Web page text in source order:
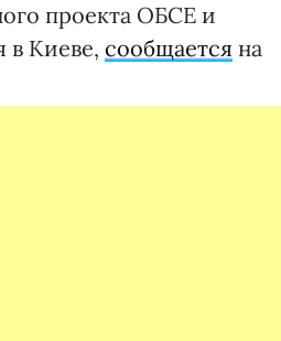
проекта ОБСЕ и
в Киеве, сообщается на